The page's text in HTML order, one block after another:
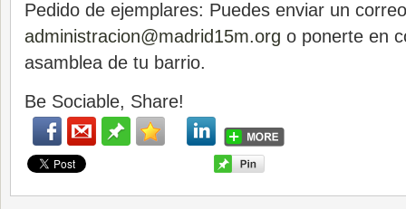
Pedido de ejemplares: Puedes enviar un
administracion@madrid15m.org o ponerte en
asamblea de tu barrio.
Be Sociable, Share!